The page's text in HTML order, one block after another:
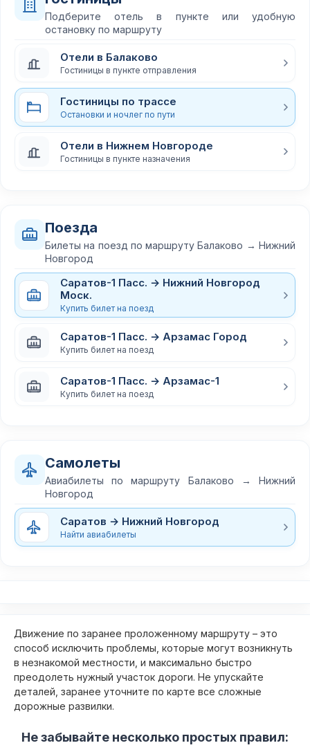
Подберите отель в пункте или удобную
остановку по маршруту
Отели в Балаково
Гостиницы в пункте отправления
Гостиницы по трассе
Остановки и ночлег по пути
Отели в Нижнем Новгороде
Гостиницы в пункте назначения
Поезда
Билеты на поезд по маршруту Балаково → Нижний
Новгород
Саратов-1 Пасс. → Нижний Новгород
Моск.
Купить билет на поезд
Саратов-1 Пасс. → Арзамас Город
Купить билет на поезд
Саратов-1 Пасс. → Арзамас-1
Купить билет на поезд
Самолеты
Авиабилеты по маршруту Балаково → Нижний
Новгород
Саратов → Нижний Новгород
Найти авиабилеты
Движение по заранее проложенному маршруту – это
способ исключить проблемы, которые могут возникнуть
в незнакомой местности, и максимально быстро
преодолеть нужный участок дороги. Не упускайте
деталей, заранее уточните по карте все сложные
дорожные развилки.
Не забывайте несколько простых правил: